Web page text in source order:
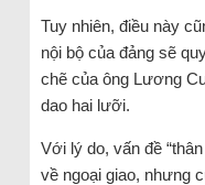
Tuy nhiên, điều này
nội bộ của đảng sẽ
chẽ của ông Lương
dao hai lưỡi.
Với lý do, vấn đề
về ngoại giao, nhưng